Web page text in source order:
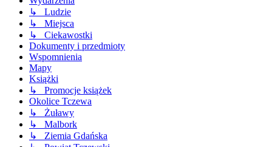
↳ Ludzie
↳ Miejsca
↳ Ciekawostki
Dokumenty i przedmioty
Wspomnienia
Mapy
Książki
↳ Promocje książek
Okolice Tczewa
↳ Żuławy
↳ Malbork
↳ Ziemia Gdańska